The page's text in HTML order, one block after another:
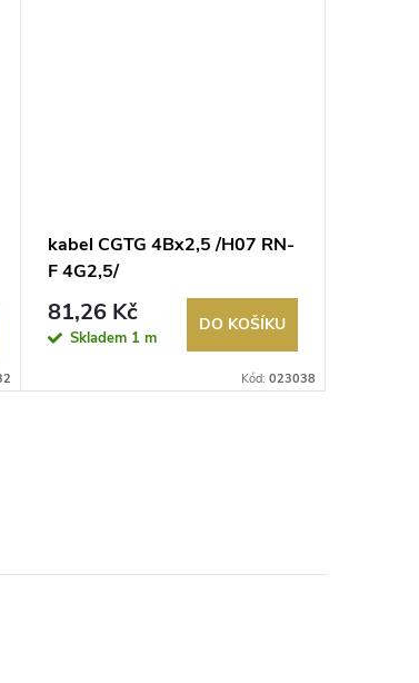
kabel CGTG 4Bx2,5 /H07 RN-
F 4G2,5/
81,26 Kč
Skladem 1 m
DO KOŠÍKU
Kód: 023038